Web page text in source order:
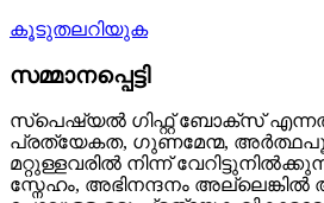
കൂടുതലറിയുക
സമ്മാനപ്പെട്ടി
സ്പെഷ്യൽ ഗിഫ്റ്റ് ബോക്സ്
പ്രത്യേകത, ഗുണമേന്മ,
മറ്റുള്ളവരിൽ നിന്ന്
സ്നേഹം, അഭിനന്ദനം അല്ലെങ്കിൽ